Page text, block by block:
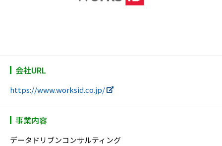
会社URL
https://www.worksid.co.jp/
事業内容
データドリブンコンサルティング